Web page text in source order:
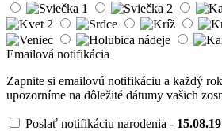
Emailová notifikácia
Zapnite si emailovú notifikáciu a každý
upozorníme na dôležité dátumy vašich
Poslať notifikáciu narodenia -